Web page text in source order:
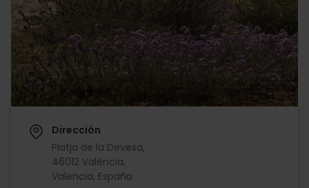
Dirección
Platja de la Devesa,
46012 València,
Valencia, España